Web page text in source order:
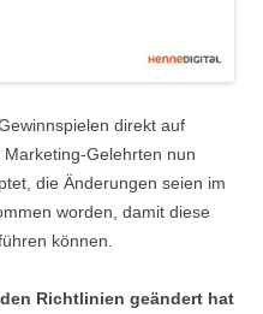
direkt auf
Gelehrten nun
die Änderungen seien im
worden, damit diese
können.
Richtlinien geändert hat